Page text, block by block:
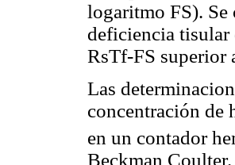
logaritmo FS). Se
deficiencia tisular
RsTf-FS superior
Las
concentración de
en un contador
Beckman